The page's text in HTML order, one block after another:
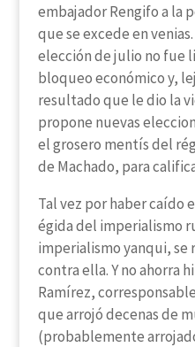
embajador Rengifo a la
que se excede en
elección de julio no fue
bloqueo económico y,
resultado que le dio la
propone nuevas
el grosero mentís del
de Machado, para
Tal vez por haber caído
égida del imperialismo
imperialismo yanqui, se
contra ella. Y no ahorra
Ramírez,
que arrojó decenas de
(probablemente